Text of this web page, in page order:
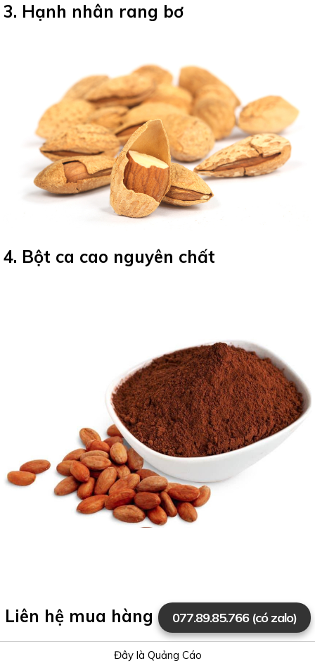
3. Hạnh nhân rang bơ
4. Bột ca cao nguyên chất
Liên hệ mua hàng 077.89.85.766 (có zalo)
Đây là Quảng Cáo